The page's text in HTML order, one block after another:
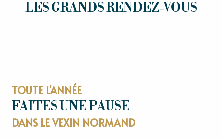
LES GRANDS RENDEZ-VOUS
TOUTE L'ANNÉE
FAITES UNE PAUSE
DANS LE VEXIN NORMAND